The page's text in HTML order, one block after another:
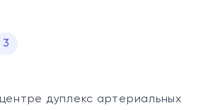
3
дуплекс артериальных